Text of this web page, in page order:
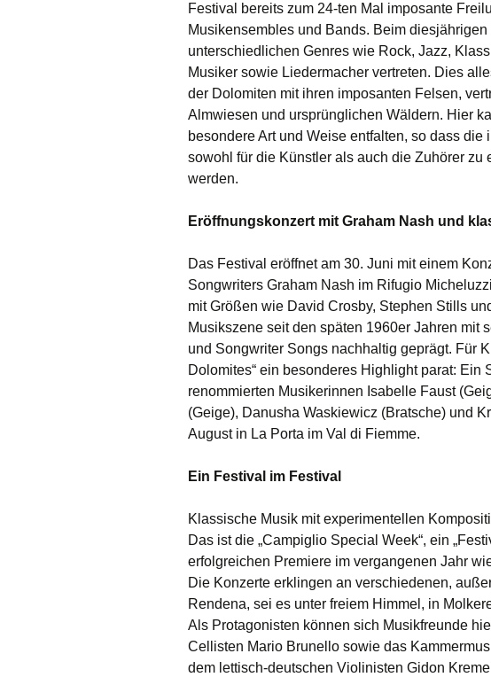
Festival bereits zum 24-ten Mal imposante
Musikensembles und Bands. Beim
unterschiedlichen Genres wie Rock, Jazz,
Musiker sowie Liedermacher vertreten. Dies
der Dolomiten mit ihren imposanten Felsen,
Almwiesen und ursprünglichen Wäldern. Hier
besondere Art und Weise entfalten, so dass
sowohl für die Künstler als auch die Zuhörer
werden.
Eröffnungskonzert mit Graham Nash und
Das Festival eröffnet am 30. Juni mit einem
Songwriters Graham Nash im Rifugio
mit Größen wie David Crosby, Stephen Stills
Musikszene seit den späten 1960er Jahren mit
und Songwriter Songs nachhaltig geprägt. Für
Dolomites“ ein besonderes Highlight parat: Ein
renommierten Musikerinnen Isabelle Faust
(Geige), Danusha Waskiewicz (Bratsche) und
August in La Porta im Val di Fiemme.
Ein Festival im Festival
Klassische Musik mit experimentellen
Das ist die „Campiglio Special Week“, ein
erfolgreichen Premiere im vergangenen Jahr
Die Konzerte erklingen an verschiedenen,
Rendena, sei es unter freiem Himmel, in
Als Protagonisten können sich Musikfreunde
Cellisten Mario Brunello sowie das
dem lettisch-deutschen Violinisten Gidon